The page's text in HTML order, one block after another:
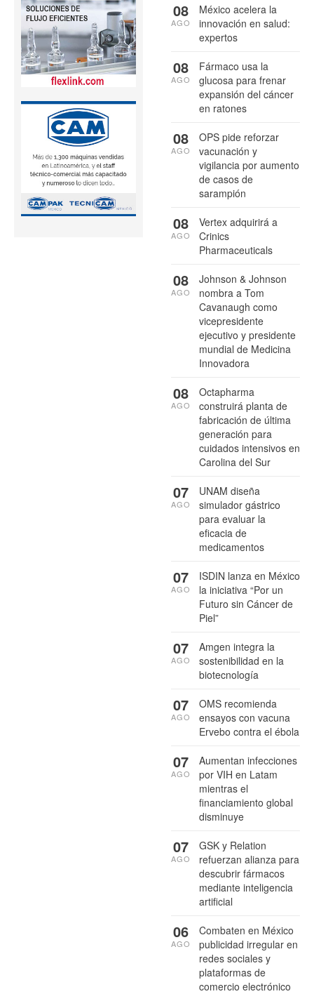
México acelera la
innovación en salud:
expertos
08
AGO
Fármaco usa la
glucosa para frenar
expansión del cáncer
en ratones
08
AGO
OPS pide reforzar
vacunación y
vigilancia por aumento
de casos de
sarampión
08
AGO
Vertex adquirirá a
Crinics
Pharmaceuticals
08
AGO
Johnson & Johnson
nombra a Tom
Cavanaugh como
vicepresidente
ejecutivo y presidente
mundial de Medicina
Innovadora
08
AGO
Octapharma
construirá planta de
fabricación de última
generación para
cuidados intensivos en
Carolina del Sur
08
AGO
UNAM diseña
simulador gástrico
para evaluar la
eficacia de
medicamentos
07
AGO
ISDIN lanza en México
la iniciativa “Por un
Futuro sin Cáncer de
Piel”
07
AGO
Amgen integra la
sostenibilidad en la
biotecnología
07
AGO
OMS recomienda
ensayos con vacuna
Ervebo contra el ébola
07
AGO
Aumentan infecciones
por VIH en Latam
mientras el
financiamiento global
disminuye
07
AGO
GSK y Relation
refuerzan alianza para
descubrir fármacos
mediante inteligencia
artificial
07
AGO
Combaten en México
publicidad irregular en
redes sociales y
plataformas de
comercio electrónico
06
AGO